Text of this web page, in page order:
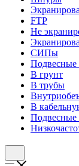
FTP
Не
СИПы
Подвесные
В грунт
В трубы
В
Подвесные